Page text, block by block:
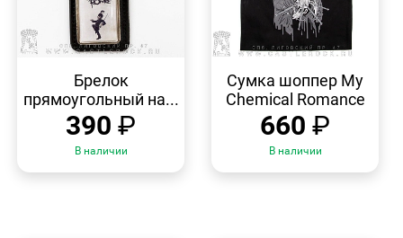
ПРОСМОТР
Брелок
прямоугольный на...
390 ₽
В наличии
ПРОСМОТР
Сумка шоппер My
Chemical Romance
660 ₽
В наличии